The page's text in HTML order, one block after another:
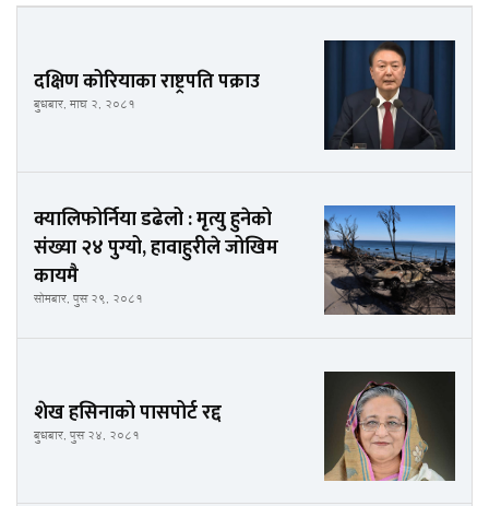
दक्षिण कोरियाका राष्ट्रपति पक्राउ
बुधबार, माघ २, २०८१
क्यालिफोर्निया डढेलो : मृत्यु हुनेको
संख्या २४ पुग्यो, हावाहुरीले जोखिम
कायमै
सोमबार, पुस २९, २०८१
शेख हसिनाको पासपोर्ट रद्द
बुधबार, पुस २४, २०८१